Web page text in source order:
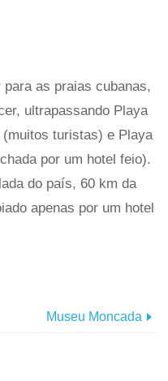
as praias cubanas,
ultrapassando Playa
turistas) e Playa
por um hotel feio).
do país, 60 km da
apenas por um hotel
Museu Moncada